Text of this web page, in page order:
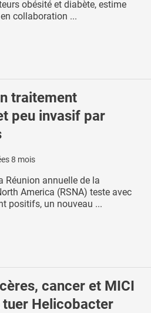
obésité et diabète, estime
collaboration ...
traitement
peu invasif par
8 mois
Réunion annuelle de la
America (RSNA) teste avec
positifs, un nouveau ...
cancer et MICI
Helicobacter